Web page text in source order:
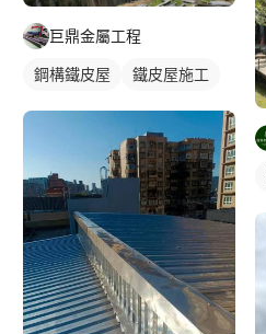
巨鼎金屬工程
鋼構鐵皮屋 鐵皮屋施工